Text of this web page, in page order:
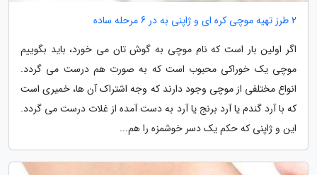
2 طرز تهیه موچی کره ای و ژاپنی به در 6 مرحله ساده
اگر اولین بار است که نام موچی به گوش تان می خورد، باید بگوییم
موچی یک خوراکی محبوب است که به صورت هم درست می گردد.
انواع مختلفی از موچی وجود دارند که وجه اشتراک آن ها، خمیری است
که با آرد گندم یا آرد برنج یا آرد به دست آمده از غلات درست می گردد.
این و ژاپنی که حکم یک دسر خوشمزه را هم...